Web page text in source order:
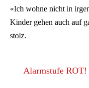
«Ich wohne nicht in
Kinder gehen auch auf
stolz.
Alarmstufe